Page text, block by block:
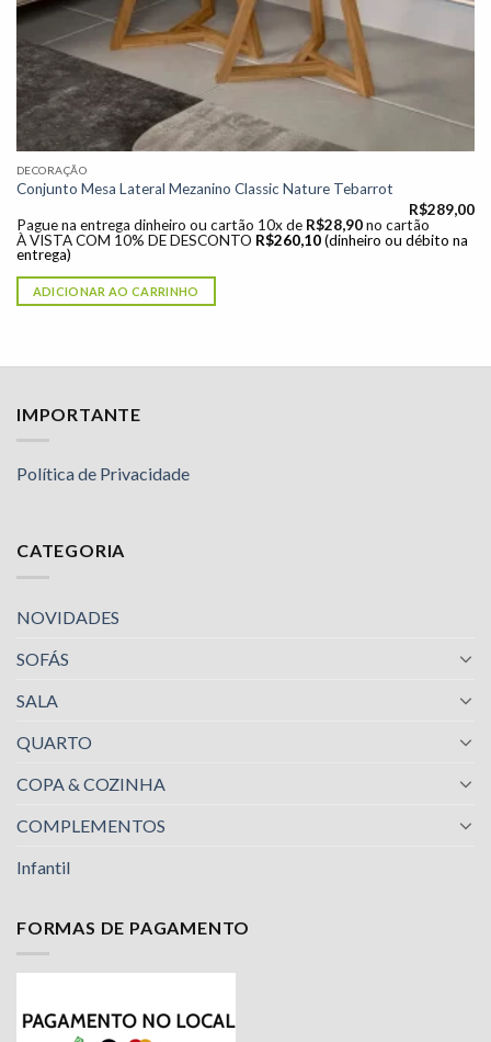
DECORAÇÃO
Conjunto Mesa Lateral Mezanino Classic Nature Tebarrot
R$289,00
Pague na entrega dinheiro ou cartão 10x de R$28,90 no cartão
À VISTA COM 10% DE DESCONTO R$260,10 (dinheiro ou débito na
entrega)
ADICIONAR AO CARRINHO
IMPORTANTE
Política de Privacidade
CATEGORIA
NOVIDADES
SOFÁS
SALA
QUARTO
COPA & COZINHA
COMPLEMENTOS
Infantil
FORMAS DE PAGAMENTO